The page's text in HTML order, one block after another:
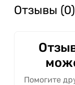
Отзывы (0)
Помогите